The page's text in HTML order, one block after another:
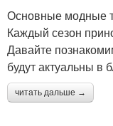
Основные модные
Каждый сезон
Давайте
будут актуальны
читать дальше →